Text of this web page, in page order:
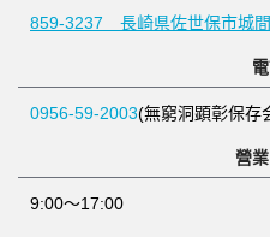
859-3237 長崎県佐世保市城
0956-59-2003(無窮洞顕彰保存
營
9:00～17:00